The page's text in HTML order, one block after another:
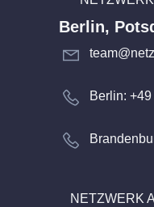
Berlin,
Berlin:
NETZWERK